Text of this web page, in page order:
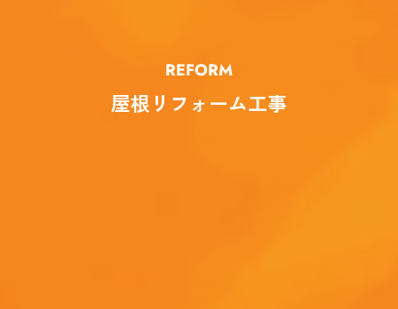
REFORM
屋根リフォーム工事